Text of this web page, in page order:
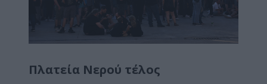
Πλατεία Νερού τέλος